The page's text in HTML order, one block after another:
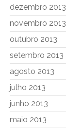
dezembro 2013
novembro 2013
outubro 2013
setembro 2013
agosto 2013
julho 2013
junho 2013
maio 2013